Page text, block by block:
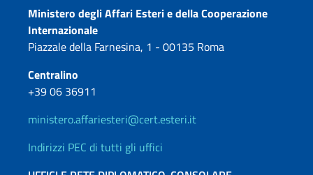
Contatti
Ministero degli Affari Esteri e della Cooperazione
Internazionale
Piazzale della Farnesina, 1 - 00135 Roma
Centralino
+39 06 36911
ministero.affariesteri@cert.esteri.it
Indirizzi PEC di tutti gli uffici